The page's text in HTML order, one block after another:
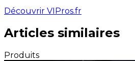
Découvrir VIPros.fr
Articles similaires
Produits